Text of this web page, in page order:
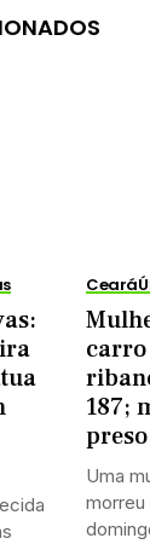
Ceará
carro
187;
preso
Uma
morreu